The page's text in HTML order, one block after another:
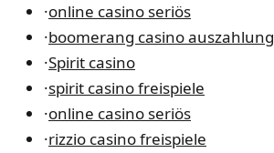
·online casino seriös
·boomerang casino auszahlung
·Spirit casino
·spirit casino freispiele
·online casino seriös
·rizzio casino freispiele